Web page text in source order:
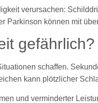
verursachen:
Parkinson können mit
gefährlich?
schaffen.
kann plötzlicher
und verminderter